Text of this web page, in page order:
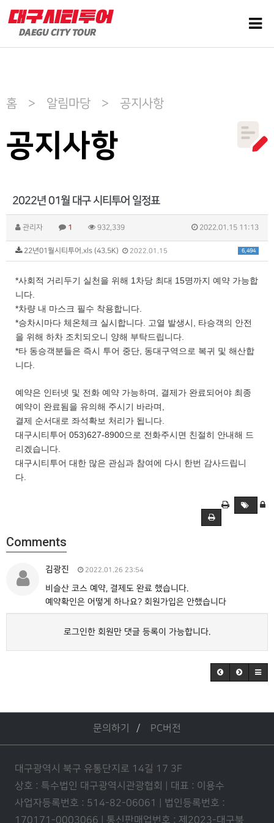
홈 > 알림마당 > 공지사항
공지사항
2022년 01월 대구 시티투어 일정표
관리자 1 932,339 2022.01.15 11:13
6,494
22년01월시티투어.xls (43.5K) 2022.01.15
*사회적 거리두기 실천을 위해 1차당 최대 15명까지 예약 가능합
니다.
*차량 내 마스크 필수 착용합니다.
*승차시마다 체온체크 실시합니다. 고열 발생시, 타승객의 안전
을 위해 하차 조치되오니 양해 부탁드립니다.
*타 동승객분들은 즉시 투어 중단, 동대구역으로 복귀 및 해산합
니다.
예약은 인터넷 및 전화 예약 가능하며, 결제가 완료되어야 최종
예약이 완료됨을 유의해 주시기 바라며,
결제 순서대로 좌석확보 처리가 됩니다.
대구시티투어 053)627-8900으로 전화주시면 친절히 안내해 드
리겠습니다.
대구시티투어 대한 많은 관심과 참여에 다시 한번 감사드립니
다.
Comments
김광진 2022.01.26 23:54
비슬산 코스 예약, 결제도 완료 했습니다.
예약확인은 어떻게 하나요? 회원가입은 안했습니다
로그인한 회원만 댓글 등록이 가능합니다.
문의하기 PC버전
대구광역시 북구 유통단지로 14길 17 3F
상호 : 특수법인 대구광역시관광협회 | 대표 : 이용수
사업자등록번호 : 514-82-06061 | 법인등록번호 :
170171-0003066 | 통신판매업번호 : 제2023-대구북